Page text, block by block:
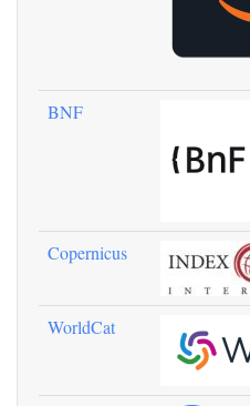
BNF
Copernicus
WorldCat